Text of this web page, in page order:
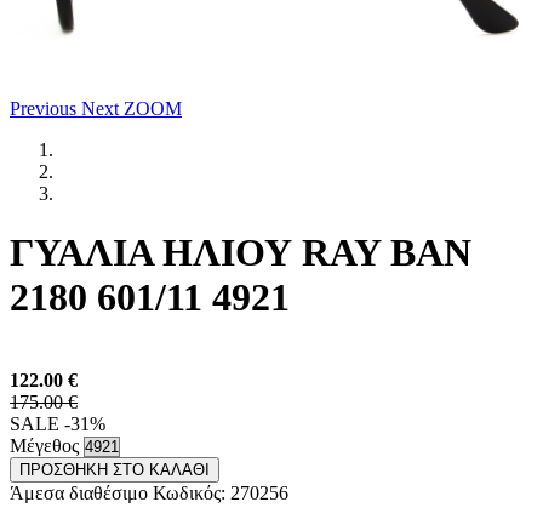
Previous Next ZOOM
ΓΥΑΛΙΑ ΗΛΙΟΥ RAY BAN
2180 601/11 4921
122.00 €
175.00 €
SALE -31%
Μέγεθος
ΠΡΟΣΘΗΚΗ ΣΤΟ ΚΑΛΑΘΙ
Άμεσα διαθέσιμο Κωδικός: 270256